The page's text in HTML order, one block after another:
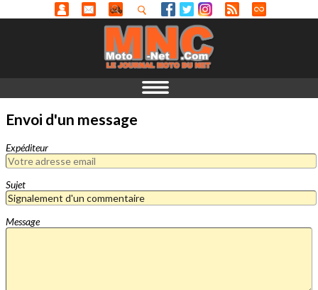
Envoi d'un message
Expéditeur
Sujet
Message